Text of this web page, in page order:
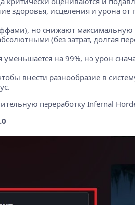
здоровья, исцеления и урона
но снижают максимальную
(без затрат, долгая
на 99%, но урон
внести разнообразие в
переработку Infernal